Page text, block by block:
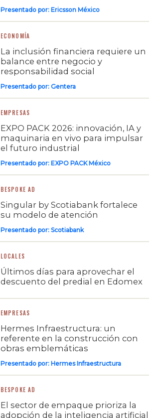
Presentado por: Ericsson México
ECONOMÍA
La inclusión financiera requiere un
balance entre negocio y
responsabilidad social
Presentado por: Gentera
EMPRESAS
EXPO PACK 2026: innovación, IA y
maquinaria en vivo para impulsar
el futuro industrial
Presentado por: EXPO PACK México
BESPOKE AD
Singular by Scotiabank fortalece
su modelo de atención
Presentado por: Scotiabank
LOCALES
Últimos días para aprovechar el
descuento del predial en Edomex
EMPRESAS
Hermes Infraestructura: un
referente en la construcción con
obras emblemáticas
Presentado por: Hermes Infraestructura
BESPOKE AD
El sector de empaque prioriza la
adopción de la inteligencia artificial